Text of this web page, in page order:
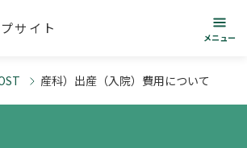
サイト
メニュー
産科）出産（入院）費用について